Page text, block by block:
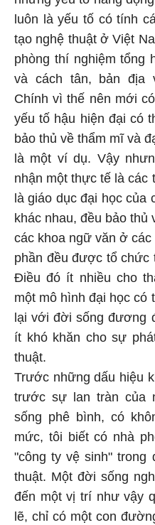
luôn là yếu tố có tính
tạo nghệ thuật ở Việt
phòng thí nghiệm tổng
và cách tân, bản địa
Chính vì thế nên mới
yếu tố hậu hiện đại có
bảo thủ về thẩm mĩ và
là một ví dụ. Vậy
nhận một thực tế là các
là giáo dục đại học
khác nhau, đều bảo thủ
các khoa ngữ văn ở
phần đều được tổ chức
Điều đó ít nhiều cho
một mô hình đại học có
lại với đời sống đương
ít khó khăn cho sự
thuật.
Trước những dấu hiệu
trước sự lan tràn của
sống phê bình, có
mức, tôi biết có nhà
"công ty vệ sinh" trong
thuật. Một đời sống
đến một vị trí như vậy
lẽ, chỉ có một con